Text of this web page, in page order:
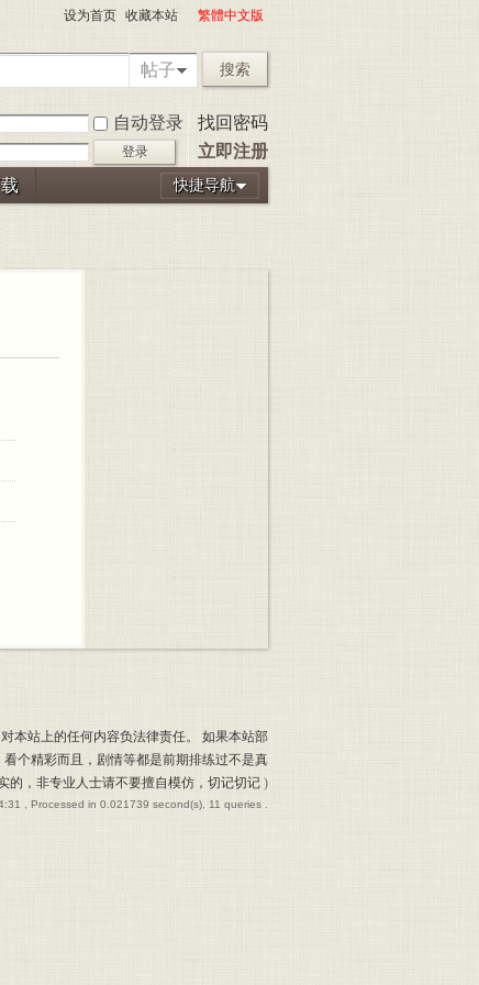
设为首页 收藏本站 繁體中文版
帖子 搜索
自动登录
找回密码
登录 立即注册
快捷导航
本站上的任何内容负法律责任。 如果本站部
个精彩而且，剧情等都是前期排练过不是真
的，非专业人士请不要擅自模仿，切记切记 )
, Processed in 0.021739 second(s), 11 queries .